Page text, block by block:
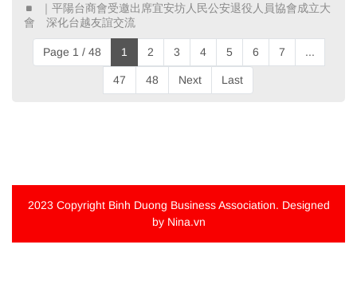
​ ｜平陽台商會受邀出席宜安坊人民公安退役人員協會成立大
會 深化台越友誼交流 ​
Page 1 / 48 1 2 3 4 5 6 7 ...
47 48 Next Last
2023 Copyright Binh Duong Business Association. Designed
by Nina.vn